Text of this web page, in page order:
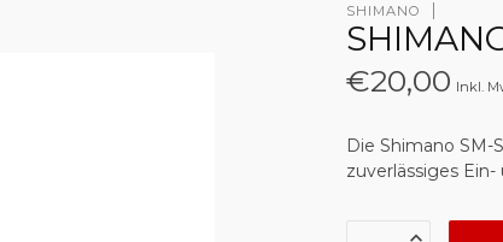
SHIMANO
€20,00 Inkl.
Die Shimano SM-
zuverlässiges Ein-